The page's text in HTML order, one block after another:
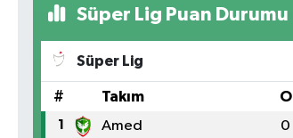
Süper Lig Puan Durumu
Süper Lig
# Takım O
1 Amed 0